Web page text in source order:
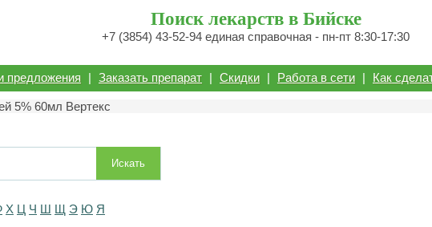
Поиск лекарств в Бийске
+7 (3854) 43-52-94 единая справочная - пн-пт 8:30-17:30
предложения | Заказать препарат | Скидки | Работа в сети | Как
5% 60мл Вертекс
Искать
Х Ц Ч Ш Щ Э Ю Я